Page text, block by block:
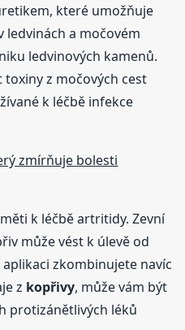
které umožňuje
a močovém
ledvinových kamenů.
z močových cest
k léčbě infekce
zmírňuje bolesti
k léčbě artritidy. Zevní
může vést k úlevě od
zkombinujete navíc
z kopřivy, může vám být
protizánětlivých léků